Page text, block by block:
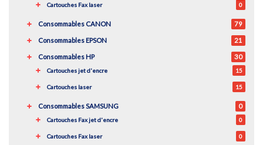
Cartouches Fax laser 0
Consommables CANON 79
Consommables EPSON 21
Consommables HP 30
Cartouches jet d'encre 15
Cartouches laser 15
Consommables SAMSUNG 0
Cartouches Fax jet d'encre 0
Cartouches Fax laser 0